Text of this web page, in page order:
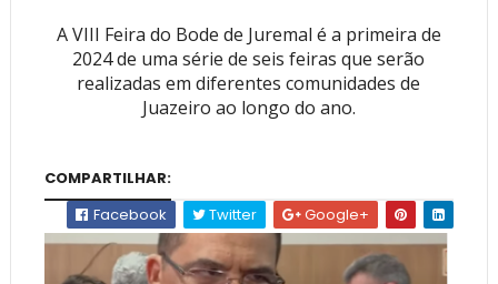
A VIII Feira do Bode de Juremal é a primeira de
2024 de uma série de seis feiras que serão
realizadas em diferentes comunidades de
Juazeiro ao longo do ano.
COMPARTILHAR:
Facebook
Twitter Google+